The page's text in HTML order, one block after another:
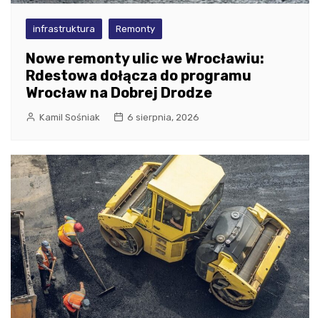
infrastruktura Remonty
Nowe remonty ulic we Wrocławiu:
Rdestowa dołącza do programu
Wrocław na Dobrej Drodze
Kamil Sośniak 6 sierpnia, 2026